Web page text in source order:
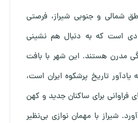
شمالی و جنوبی شیراز، فرصتی
است که به دنبال هم نشینی
مدرن هستند. این شهر با بافت
تاریخ پرشکوه ایران است،
فراوانی برای ساکنان جدید و کهن
شیراز با مهمان نوازی بی‌نظیر